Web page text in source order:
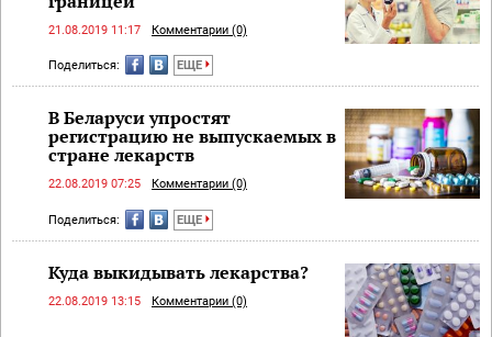
21.08.2019 11:17 Комментарии (0)
Поделиться: ЕЩЕ
В Беларуси упростят
регистрацию не выпускаемых в
стране лекарств
22.08.2019 07:25 Комментарии (0)
Поделиться: ЕЩЕ
Куда выкидывать лекарства?
22.08.2019 13:15 Комментарии (0)